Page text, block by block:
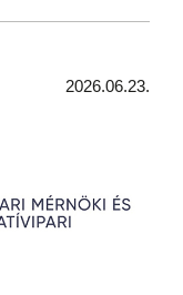
2026.06.23.